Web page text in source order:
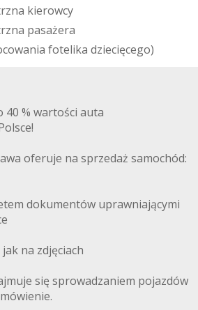
rzna kierowcy
rzna pasażera
cowania fotelika dziecięcego)
40 % wartości auta
oferuje na sprzedaż samochód:
dokumentów uprawniającymi
na zdjęciach
się sprowadzaniem pojazdów